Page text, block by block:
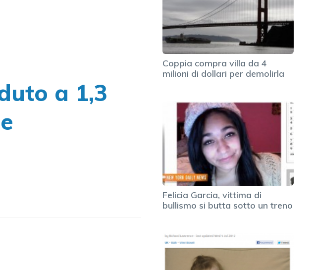
a 1,3
Coppia compra villa da 4
milioni di dollari per demolirla
Felicia Garcia, vittima di
bullismo si butta sotto un treno